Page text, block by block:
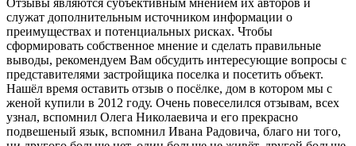
служат дополнительным источником информации о
преимуществах и потенциальных рисках. Чтобы
сформировать собственное мнение и сделать правильные
выводы, рекомендуем Вам обсудить интересующие вопросы с
представителями застройщика поселка и посетить объект.
Нашёл время оставить отзыв о посёлке, дом в котором мы с
женой купили в 2012 году. Очень повеселился отзывам, всех
узнал, вспомнил Олега Николаевича и его прекрасно
подвешеный язык, вспомнил Ивана Радовича, благо ни того,